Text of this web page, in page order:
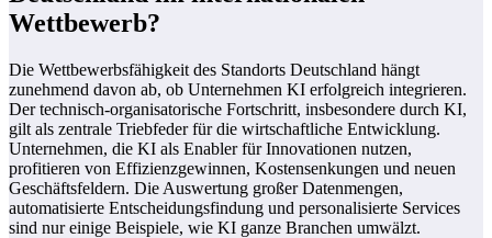
Wettbewerb?
Die Wettbewerbsfähigkeit des Standorts Deutschland hängt
zunehmend davon ab, ob Unternehmen KI erfolgreich integrieren.
Der technisch-organisatorische Fortschritt, insbesondere durch KI,
gilt als zentrale Triebfeder für die wirtschaftliche Entwicklung.
Unternehmen, die KI als Enabler für Innovationen nutzen,
profitieren von Effizienzgewinnen, Kostensenkungen und neuen
Geschäftsfeldern. Die Auswertung großer Datenmengen,
automatisierte Entscheidungsfindung und personalisierte Services
sind nur einige Beispiele, wie KI ganze Branchen umwälzt.